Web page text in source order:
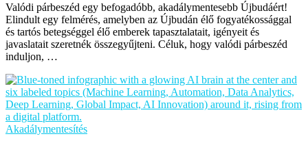
Valódi párbeszéd egy befogadóbb, akadálymentesebb Újbudáért!
Elindult egy felmérés, amelyben az Újbudán élő fogyatékossággal
és tartós betegséggel élő emberek tapasztalatait, igényeit és
javaslatait szeretnék összegyűjteni. Céluk, hogy valódi párbeszéd
induljon, …
Akadálymentesítés